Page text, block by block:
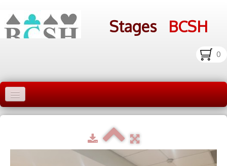
Stages BCSH
0
Accueil Stages
Infos pratiques